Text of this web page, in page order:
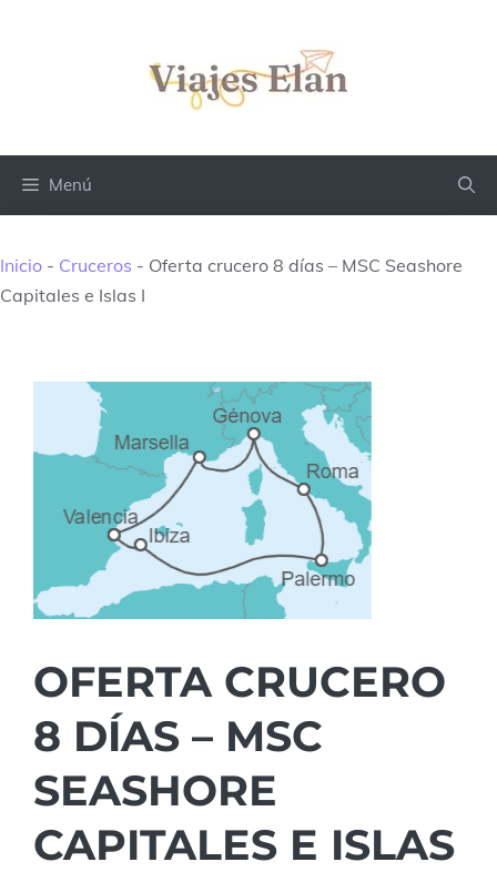
Menú
Inicio - Cruceros - Oferta crucero 8 días – MSC Seashore
Capitales e Islas I
OFERTA CRUCERO
8 DÍAS – MSC
SEASHORE
CAPITALES E ISLAS